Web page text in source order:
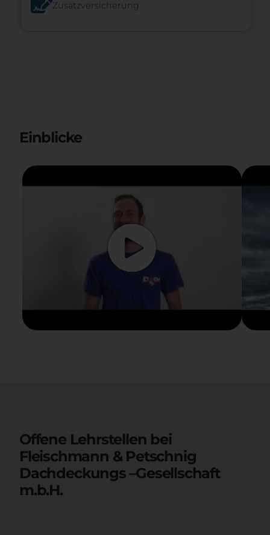
Zusatzversicherung
Einblicke
Offene Lehrstellen bei
Fleischmann & Petschnig
Dachdeckungs –Gesellschaft
m.b.H.